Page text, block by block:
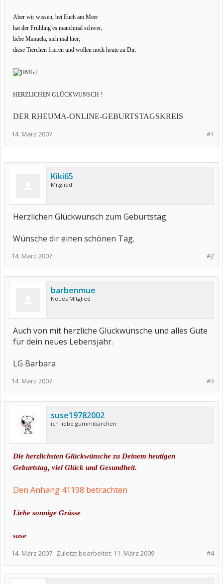
Aber wir wissen, bei Euch am Meer
hat der Frühling es manchmal schwer,
liebe Manuela, sieh mal hier,
diese Tierchen frieren und wollen noch heute zu Dir:
HERZLICHEN GLÜCKWUNSCH !
DER RHEUMA-ONLINE-GEBURTSTAGSKREIS
#1
14. März 2007
Kiki65
Mitglied
Herzlichen Glückwunsch zum Geburtstag.
Wünsche dir einen schönen Tag.
#2
14. März 2007
barbenmue
Neues Mitglied
Auch von mit herzliche Glückwünsche und alles Gute
für dein neues Lebensjahr.
LG Barbara
#3
14. März 2007
suse19782002
ich liebe gummibärchen
Die herzlichsten Glückwünsche zu Deinem heutigen
Geburtstag, viel Glück und Gesundheit.
Den Anhang 41198 betrachten
Liebe sonnige Grüsse
suse
#4
14. März 2007 Zuletzt bearbeitet: 11. März 2009